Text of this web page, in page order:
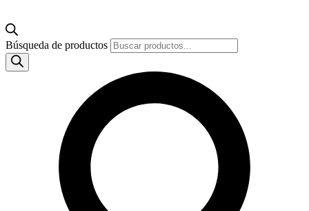
Búsqueda de productos